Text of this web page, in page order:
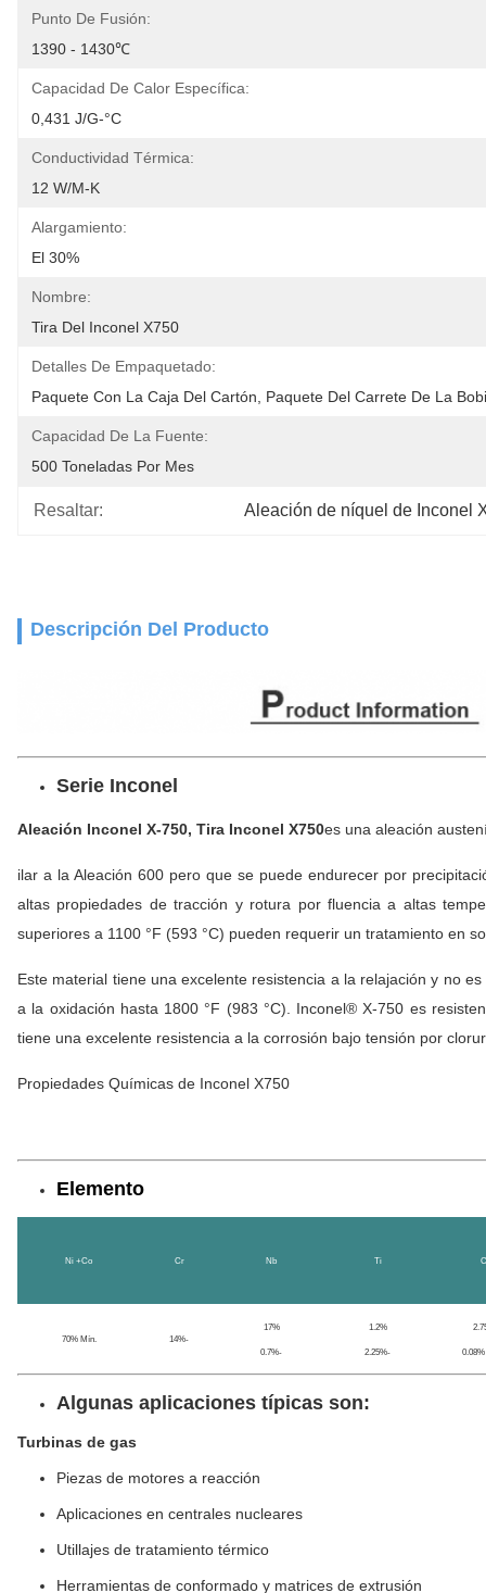
Punto De Fusión:
1390 - 1430℃
Capacidad De Calor Específica:
0,431 J/g-°C
Conductividad Térmica:
12 W/m-K
Alargamiento:
El 30%
Nombre:
Tira Del Inconel X750
Detalles De Empaquetado:
Paquete Con La Caja Del Cartón, Paquete Del Carrete De La
Capacidad De La Fuente:
500 Toneladas Por Mes
Resaltar: Aleación de níquel de Inconel
Descripción Del Producto
Serie Inconel
Aleación Inconel X-750, Tira Inconel X750es una aleación
ilar a la Aleación 600 pero que se puede endurecer por
altas propiedades de tracción y rotura por fluencia a altas
superiores a 1100 °F (593 °C) pueden requerir un tratamiento en
Este material tiene una excelente resistencia a la relajación y no
a la oxidación hasta 1800 °F (983 °C). Inconel® X-750 es
tiene una excelente resistencia a la corrosión bajo tensión por
Propiedades Químicas de Inconel X750
Elemento
Ni +Co Cr Nb Ti C
70% Mín. 14%-
17%
0.7%-
1.2%
2.25%-
Algunas aplicaciones típicas son:
Turbinas de gas
Piezas de motores a reacción
Aplicaciones en centrales nucleares
Utillajes de tratamiento térmico
Herramientas de conformado y matrices de extrusión